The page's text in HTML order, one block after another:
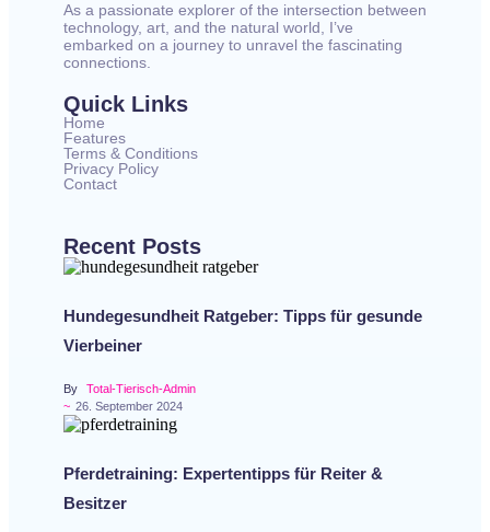
As a passionate explorer of the intersection between
technology, art, and the natural world, I’ve
embarked on a journey to unravel the fascinating
connections.
Quick Links
Home
Features
Terms & Conditions
Privacy Policy
Contact
Recent Posts
Hundegesundheit Ratgeber: Tipps für gesunde
Vierbeiner
By
Total-Tierisch-Admin
~ 26. September 2024
Pferdetraining: Expertentipps für Reiter &
Besitzer